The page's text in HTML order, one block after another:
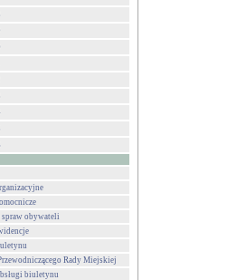
spraw obywateli
Rady Miejskiej
biuletynu